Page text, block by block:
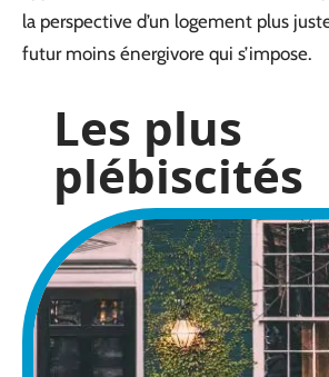
la perspective d’un logement plus
futur moins énergivore qui s’impose.
Les plus
plébiscités